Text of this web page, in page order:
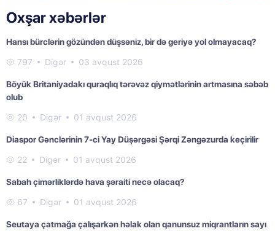
Oxşar xəbərlər
Hansı bürclərin gözündən düşsəniz, bir də geriyə yol olmayacaq?
797 Digər 03 avqust 2026
Böyük Britaniyadakı quraqlıq tərəvəz qiymətlərinin artmasına səbəb
olub
20 Digər 01 avqust 2026
Diaspor Gənclərinin 7-ci Yay Düşərgəsi Şərqi Zəngəzurda keçirilir
22 Digər 01 avqust 2026
Sabah çimərliklərdə hava şəraiti necə olacaq?
67 Digər 01 avqust 2026
Seutaya çatmağa çalışarkən həlak olan qanunsuz miqrantların sayı